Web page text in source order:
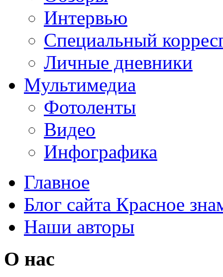
Интервью
Специальный
Личные дневники
Мультимедиа
Фотоленты
Видео
Инфографика
Главное
Блог сайта Красное
Наши авторы
О нас